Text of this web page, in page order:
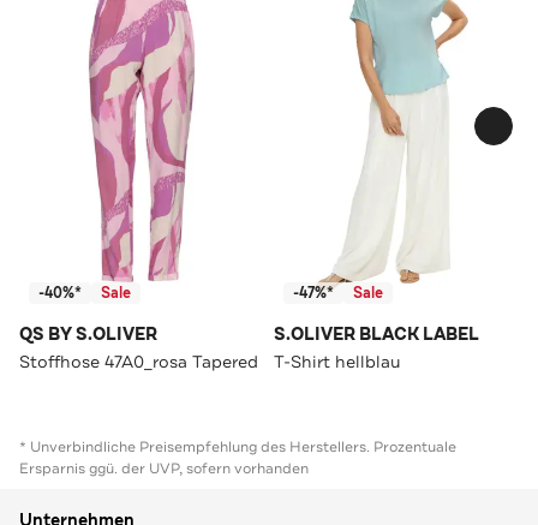
-40%* Sale
QS BY S.OLIVER
Stoffhose 47A0_rosa Tapered
-47%* Sale
S.OLIVER BLACK LABEL
T-Shirt hellblau
* Unverbindliche Preisempfehlung des Herstellers. Prozentuale
Ersparnis ggü. der UVP, sofern vorhanden